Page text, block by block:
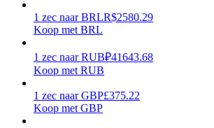
Verdienen
1 zec naar BRLR$2580.29
Koop met BRL
1 zec naar RUB₽41643.68
Koop met RUB
1 zec naar GBP£375.22
Koop met GBP